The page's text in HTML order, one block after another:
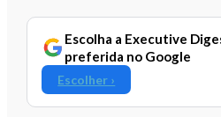
Escolha a Executive
preferida no Google
Escolher ›